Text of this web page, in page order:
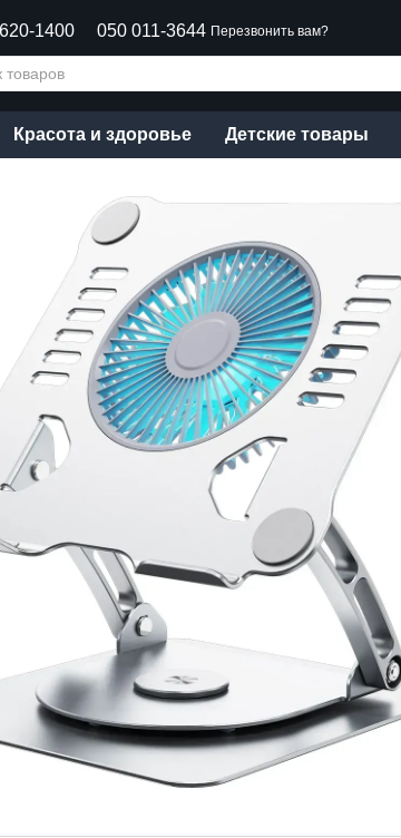
1400 050 011-3644 Перезвонить вам?
Красота и здоровье Детские товары